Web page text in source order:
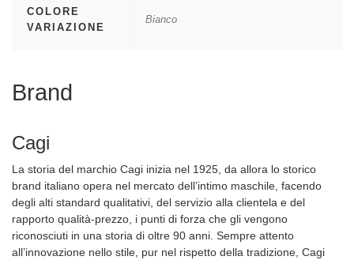
COLORE
VARIAZIONE
Bianco
Brand
Cagi
La storia del marchio Cagi inizia nel 1925, da allora lo storico
brand italiano opera nel mercato dell’intimo maschile, facendo
degli alti standard qualitativi, del servizio alla clientela e del
rapporto qualità-prezzo, i punti di forza che gli vengono
riconosciuti in una storia di oltre 90 anni. Sempre attento
all’innovazione nello stile, pur nel rispetto della tradizione, Cagi